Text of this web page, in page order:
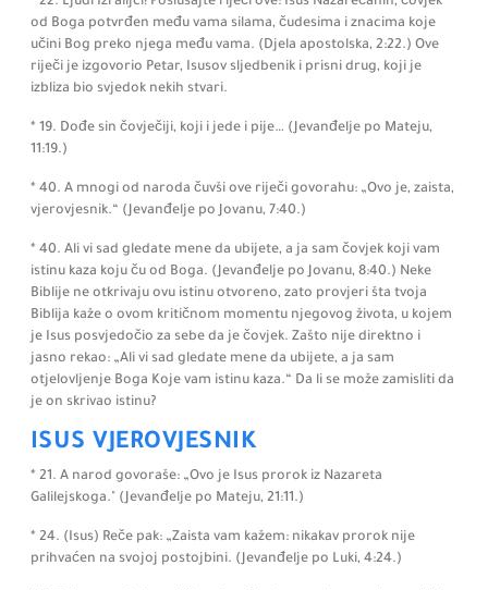
od Boga potvrđen među vama silama, čudesima i znacima koje
učini Bog preko njega među vama. (Djela apostolska, 2:22.) Ove
riječi je izgovorio Petar, Isusov sljedbenik i prisni drug, koji je
izbliza bio svjedok nekih stvari.
* 19. Dođe sin čovječiji, koji i jede i pije… (Jevanđelje po Mateju,
11:19.)
* 40. A mnogi od naroda čuvši ove riječi govorahu: „Ovo je, zaista,
vjerovjesnik.“ (Jevanđelje po Jovanu, 7:40.)
* 40. Ali vi sad gledate mene da ubijete, a ja sam čovjek koji vam
istinu kaza koju ču od Boga. (Jevanđelje po Jovanu, 8:40.) Neke
Biblije ne otkrivaju ovu istinu otvoreno, zato provjeri šta tvoja
Biblija kaže o ovom kritičnom momentu njegovog života, u kojem
je Isus posvjedočio za sebe da je čovjek. Zašto nije direktno i
jasno rekao: „Ali vi sad gledate mene da ubijete, a ja sam
otjelovljenje Boga Koje vam istinu kaza.“ Da li se može zamisliti da
je on skrivao istinu?
ISUS VJEROVJESNIK
* 21. A narod govoraše: „Ovo je Isus prorok iz Nazareta
Galilejskoga." (Jevanđelje po Mateju, 21:11.)
* 24. (Isus) Reče pak: „Zaista vam kažem: nikakav prorok nije
prihvaćen na svojoj postojbini. (Jevanđelje po Luki, 4:24.)